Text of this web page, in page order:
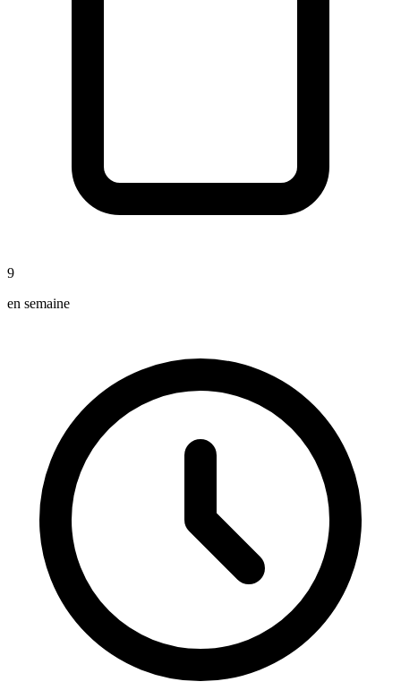
9
en semaine